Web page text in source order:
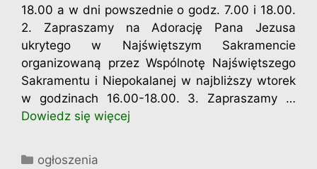
18.00 a w dni powszednie o godz. 7.00 i 18.00.
2. Zapraszamy na Adorację Pana Jezusa
ukrytego w Najświętszym Sakramencie
organizowaną przez Wspólnotę Najświętszego
Sakramentu i Niepokalanej w najbliższy wtorek
w godzinach 16.00-18.00. 3. Zapraszamy …
Dowiedz się więcej
Kategorie
ogłoszenia